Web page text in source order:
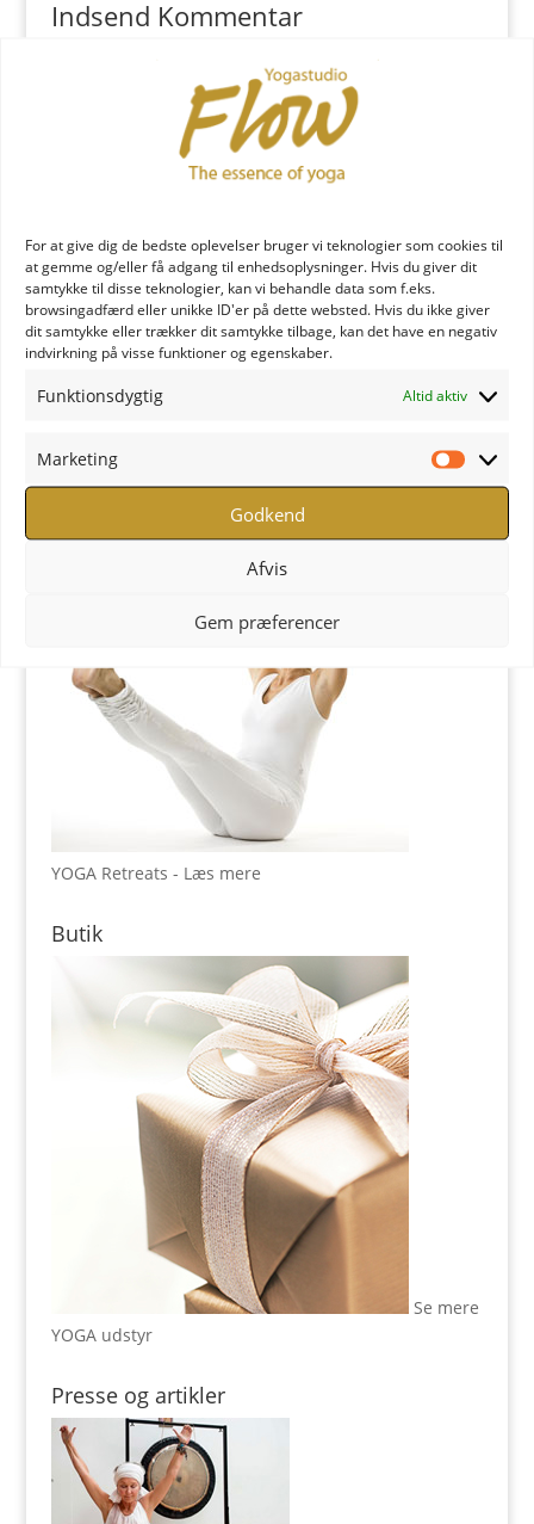
For at give dig de bedste oplevelser bruger vi teknologier som cookies til
at gemme og/eller få adgang til enhedsoplysninger. Hvis du giver dit
samtykke til disse teknologier, kan vi behandle data som f.eks.
browsingadfærd eller unikke ID'er på dette websted. Hvis du ikke giver
dit samtykke eller trækker dit samtykke tilbage, kan det have en negativ
indvirkning på visse funktioner og egenskaber.
Funktionsdygtig Altid aktiv
Marketing
Godkend
Afvis
Gem præferencer
Indsend Kommentar
YOGA læreruddannelse
YOGA uddannelse - læs mere
YOGA Retreats
YOGA Retreats - Læs mere
Butik
Se mere
YOGA udstyr
Presse og artikler